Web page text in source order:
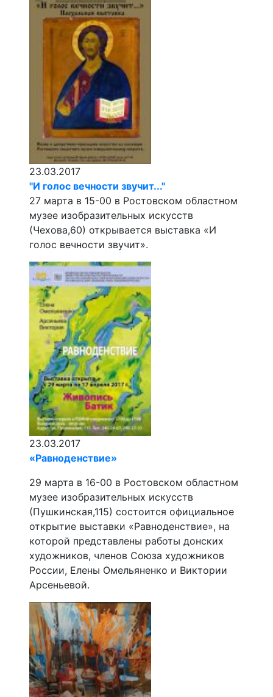
23.03.2017
"И голос вечности звучит..."
27 марта в 15-00 в Ростовском областном
музее изобразительных искусств
(Чехова,60) открывается выставка «И
голос вечности звучит».
23.03.2017
«Равноденствие»
29 марта в 16-00 в Ростовском областном
музее изобразительных искусств
(Пушкинская,115) состоится официальное
открытие выставки «Равноденствие», на
которой представлены работы донских
художников, членов Союза художников
России, Елены Омельяненко и Виктории
Арсеньевой.